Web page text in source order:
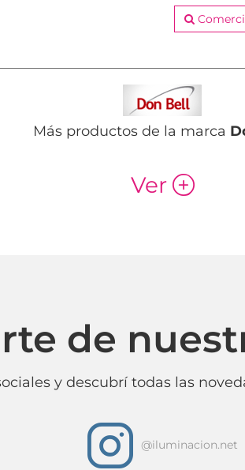
Más productos de la marca
Ver p
de
y descubrí todas las
i @iluminacion.net